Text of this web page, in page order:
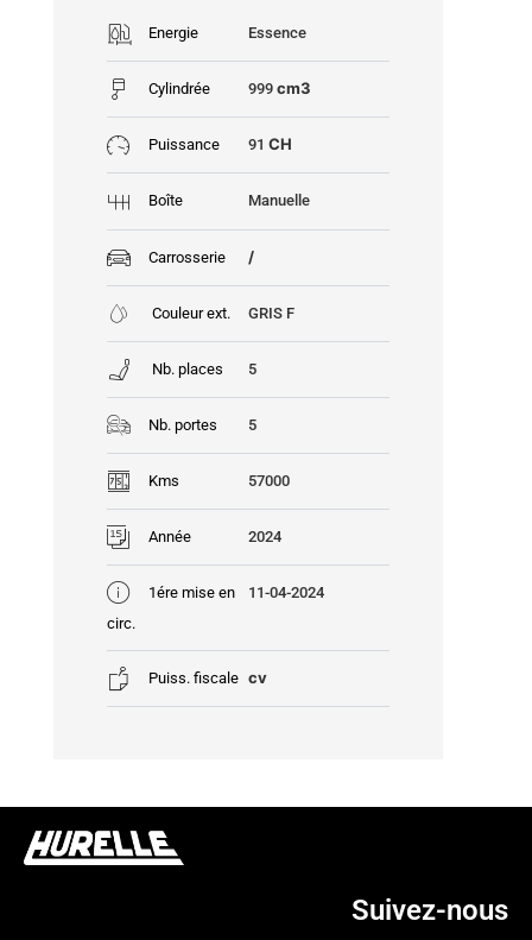
Energie Essence
Cylindrée 999cm3
Puissance 91 CH
Boîte Manuelle
Carrosserie /
Couleur ext. GRIS F
Nb. places 5
Nb. portes 5
Kms 57000
Année 2024
1ére mise en
circ.
11-04-2024
Puiss. fiscale cv
Suivez-nous